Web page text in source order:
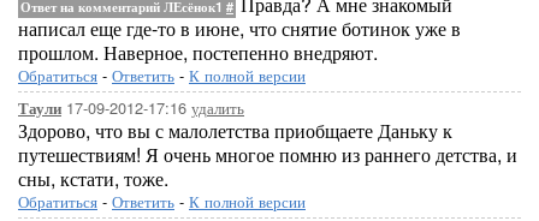
Ответ на комментарий ЛЕсёнок1 #
написал еще где-то в июне, что снятие ботинок уже в
прошлом. Наверное, постепенно внедряют.
Обратиться - Ответить - К полной версии
Таули 17-09-2012-17:16 удалить
Здорово, что вы с малолетства приобщаете Даньку к
путешествиям! Я очень многое помню из раннего детства, и
сны, кстати, тоже.
Обратиться - Ответить - К полной версии